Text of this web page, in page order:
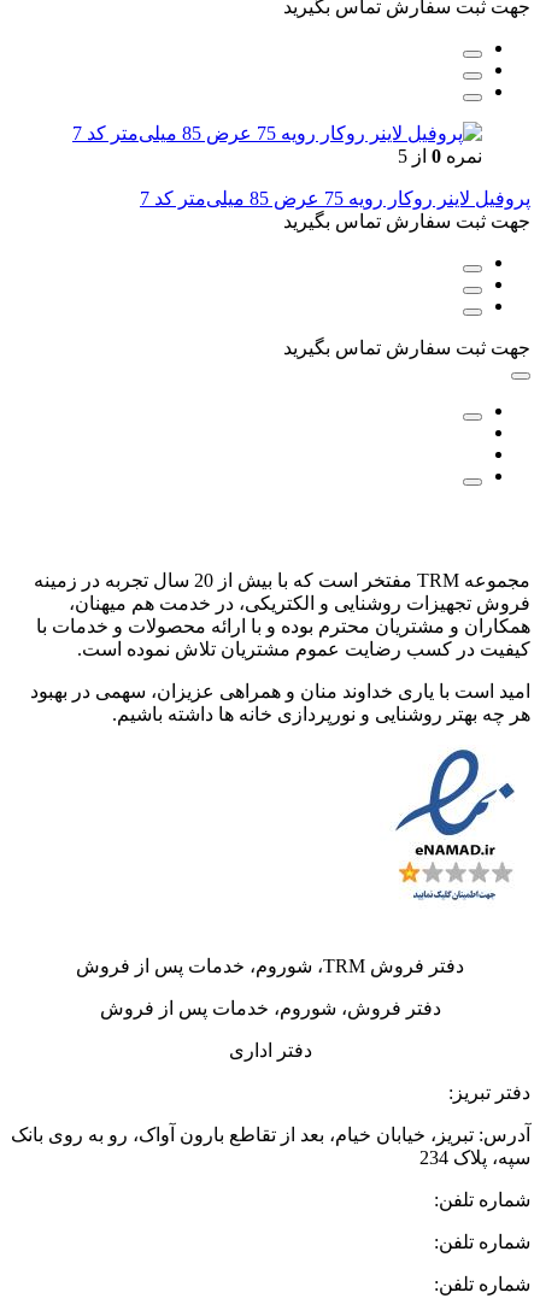
جهت ثبت سفارش تماس بگیرید
نمره 0 از 5
پروفیل لاینر روکار رویه 75 عرض 85 میلی‌متر کد 7
جهت ثبت سفارش تماس بگیرید
جهت ثبت سفارش تماس بگیرید
مجموعه TRM مفتخر است که با بیش از 20 سال تجربه در زمینه
فروش تجهیزات روشنایی و الکتریکی، در خدمت هم میهنان،
همکاران و مشتریان محترم بوده و با ارائه محصولات و خدمات با
کیفیت در کسب رضایت عموم مشتریان تلاش نموده است.
امید است با یاری خداوند منان و همراهی عزیزان، سهمی در بهبود
هر چه بهتر روشنایی و نورپردازی خانه ها داشته باشیم.
دفتر فروش TRM، شوروم، خدمات پس از فروش
دفتر فروش، شوروم، خدمات پس از فروش
دفتر اداری
دفتر تبریز:
آدرس: تبریز، خیابان خیام، بعد از تقاطع بارون آواک، رو به روی بانک
سپه، پلاک 234
شماره تلفن:
شماره تلفن:
شماره تلفن: